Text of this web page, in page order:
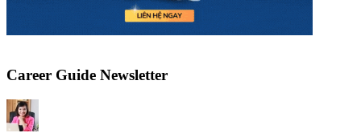
Career Guide Newsletter